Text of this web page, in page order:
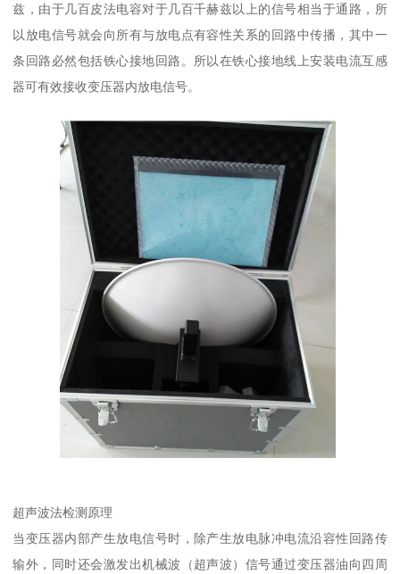
兹，由于几百皮法电容对于几百千赫兹以上的信号相当于通路，所
以放电信号就会向所有与放电点有容性关系的回路中传播，其中一
条回路必然包括铁心接地回路。所以在铁心接地线上安装电流互感
器可有效接收变压器内放电信号。
超声波法检测原理
当变压器内部产生放电信号时，除产生放电脉冲电流沿容性回路传
输外，同时还会激发出机械波（超声波）信号通过变压器油向四周